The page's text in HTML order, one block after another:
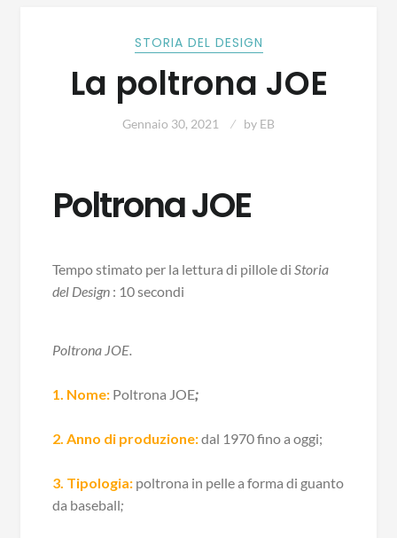
STORIA DEL DESIGN
La poltrona JOE
Gennaio 30, 2021 by EB
Poltrona JOE
Tempo stimato per la lettura di pillole di Storia
del Design : 10 secondi
Poltrona JOE.
1. Nome:Poltrona JOE;
2. Anno di produzione:dal 1970 fino a oggi;
3. Tipologia:poltrona in pelle a forma di guanto
da baseball;